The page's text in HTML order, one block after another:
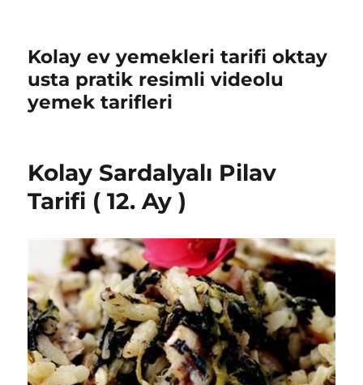
Kolay ev yemekleri tarifi oktay
usta pratik resimli videolu
yemek tarifleri
Kolay Sardalyalı Pilav
Tarifi ( 12. Ay )